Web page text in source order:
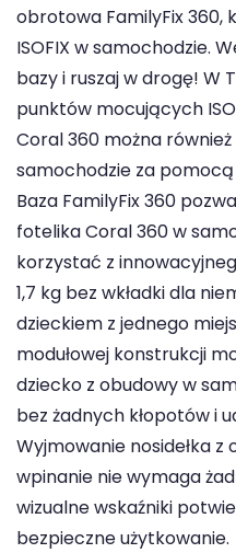
obrotowa FamilyFix 360,
ISOFIX w samochodzie.
bazy i ruszaj w drogę! W
punktów mocujących
Coral 360 można
samochodzie za
Baza FamilyFix 360
fotelika Coral 360 w
korzystać z
1,7 kg bez wkładki dla
dzieckiem z jednego
modułowej konstrukcji
dziecko z obudowy w
bez żadnych kłopotów i
Wyjmowanie nosidełka
wpinanie nie wymaga
wizualne wskaźniki
bezpieczne użytkowanie.